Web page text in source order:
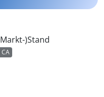
)Stand
CA